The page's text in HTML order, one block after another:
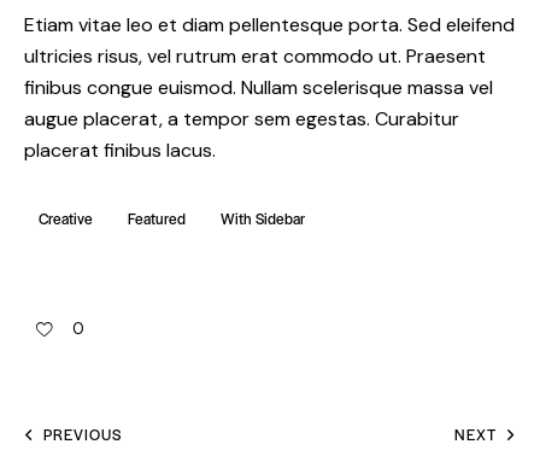
Etiam vitae leo et diam pellentesque porta. Sed eleifend
ultricies risus, vel rutrum erat commodo ut. Praesent
finibus congue euismod. Nullam scelerisque massa vel
augue placerat, a tempor sem egestas. Curabitur
placerat finibus lacus.
Creative Featured With Sidebar
0
PREVIOUS NEXT